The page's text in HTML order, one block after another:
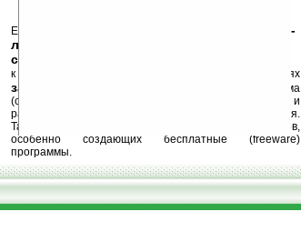
Еще раз обращаем внимание, что
кейгены, кряки -
лекарства, серийные номера, ключи и
ссылки на варезные сайты
к публикации на нашем сайте в комментариях
запрещены
, как и несанкционированная реклама
(спам). Мы поддерживаем авторов программ и
развитие легального программного обеспечения.
Также мы призываем Вас поддерживать авторов,
особенно создающих бесплатные (freeware)
программы.